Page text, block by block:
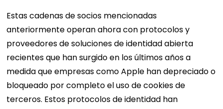
Estas cadenas de socios mencionadas
anteriormente operan ahora con protocolos y
proveedores de soluciones de identidad abierta
recientes que han surgido en los últimos años a
medida que empresas como Apple han depreciado o
bloqueado por completo el uso de cookies de
terceros. Estos protocolos de identidad han